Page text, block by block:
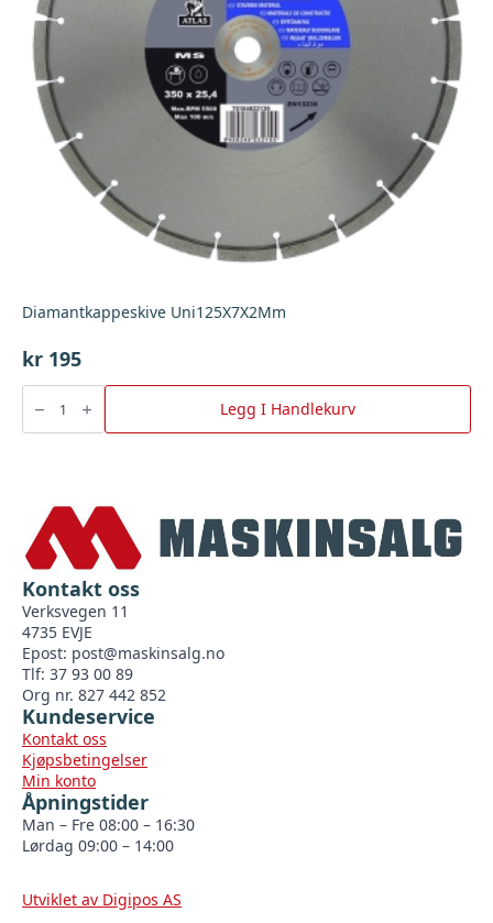
Diamantkappeskive Uni125X7X2Mm
kr 195
Diamantkappeskive
Uni125X7X2Mm
antall Legg I Handlekurv
Kontakt oss
Verksvegen 11
4735 EVJE
Epost: post@maskinsalg.no
Tlf: 37 93 00 89
Org nr. 827 442 852
Kundeservice
Kontakt oss
Kjøpsbetingelser
Min konto
Åpningstider
Man – Fre 08:00 – 16:30
Lørdag 09:00 – 14:00
Utviklet av Digipos AS